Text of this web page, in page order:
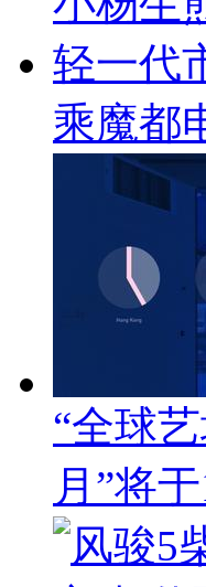
乘魔都
“全球
月”将